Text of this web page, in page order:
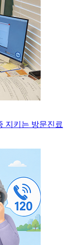
지키는 방문진료